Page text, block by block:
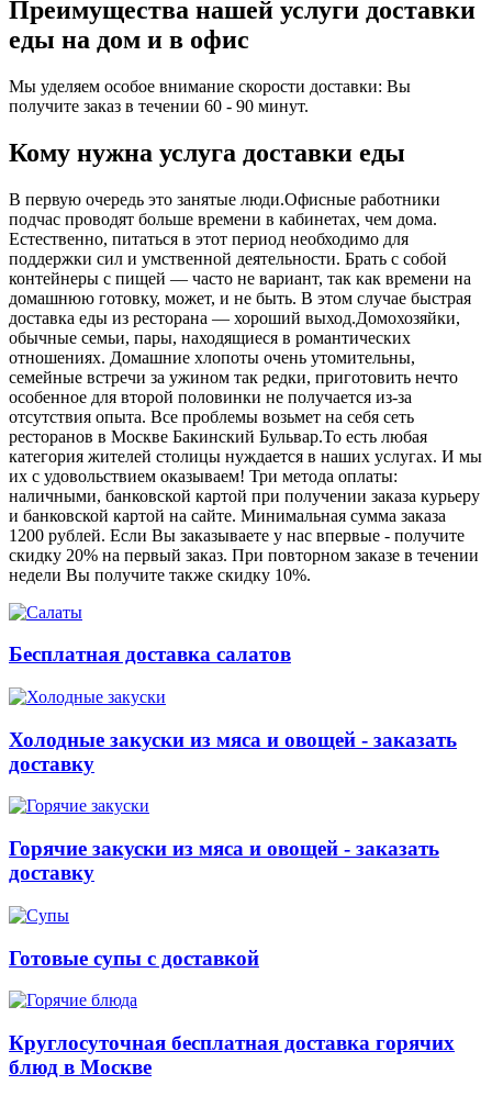
Преимущества нашей услуги доставки
еды на дом и в офис
Мы уделяем особое внимание скорости доставки: Вы
получите заказ в течении 60 - 90 минут.
Кому нужна услуга доставки еды
В первую очередь это занятые люди.Офисные работники
подчас проводят больше времени в кабинетах, чем дома.
Естественно, питаться в этот период необходимо для
поддержки сил и умственной деятельности. Брать с собой
контейнеры с пищей ― часто не вариант, так как времени на
домашнюю готовку, может, и не быть. В этом случае быстрая
доставка еды из ресторана ― хороший выход.Домохозяйки,
обычные семьи, пары, находящиеся в романтических
отношениях. Домашние хлопоты очень утомительны,
семейные встречи за ужином так редки, приготовить нечто
особенное для второй половинки не получается из-за
отсутствия опыта. Все проблемы возьмет на себя сеть
ресторанов в Москве Бакинский Бульвар.То есть любая
категория жителей столицы нуждается в наших услугах. И мы
их с удовольствием оказываем! Три метода оплаты:
наличными, банковской картой при получении заказа курьеру
и банковской картой на сайте. Минимальная сумма заказа
1200 рублей. Если Вы заказываете у нас впервые - получите
скидку 20% на первый заказ. При повторном заказе в течении
недели Вы получите также скидку 10%.
Бесплатная доставка салатов
Холодные закуски из мяса и овощей - заказать
доставку
Горячие закуски из мяса и овощей - заказать
доставку
Готовые супы с доставкой
Круглосуточная бесплатная доставка горячих
блюд в Москве